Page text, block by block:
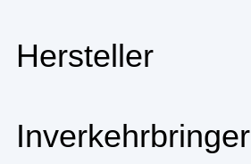
Hersteller
Inverkehrbringer